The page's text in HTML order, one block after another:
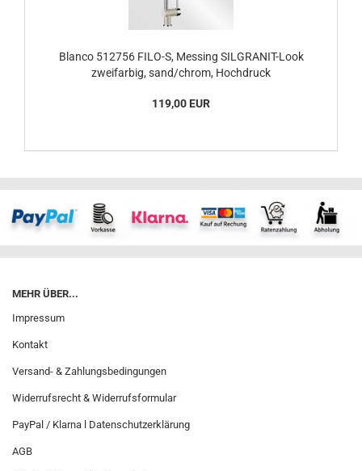
Blanco 512756 FILO-S, Messing SILGRANIT-Look
zweifarbig, sand/chrom, Hochdruck
119,00 EUR
MEHR ÜBER...
Impressum
Kontakt
Versand- & Zahlungsbedingungen
Widerrufsrecht & Widerrufsformular
PayPal / Klarna l Datenschutzerklärung
AGB